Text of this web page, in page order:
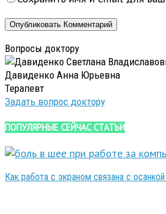
Вопросы доктору
Давиденко Анна Юрьевна
Терапевт
Задать вопрос доктору
ПОПУЛЯРНЫЕ СЕЙЧАС СТАТЬИ
Как работа с экраном связана с